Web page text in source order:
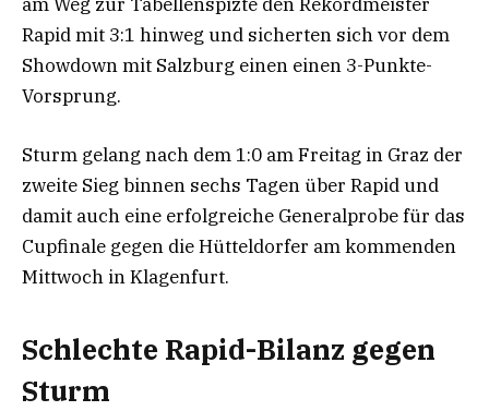
Rapid mit 3:1 hinweg und sicherten sich vor dem
Showdown mit Salzburg einen einen 3-Punkte-
Vorsprung.
Sturm gelang nach dem 1:0 am Freitag in Graz der
zweite Sieg binnen sechs Tagen über Rapid und
damit auch eine erfolgreiche Generalprobe für das
Cupfinale gegen die Hütteldorfer am kommenden
Mittwoch in Klagenfurt.
Schlechte Rapid-Bilanz gegen
Sturm